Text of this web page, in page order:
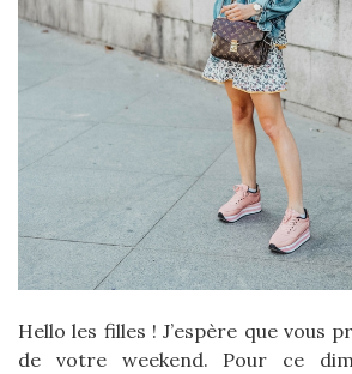
Hello les filles ! J’espère que vous
de votre weekend. Pour ce